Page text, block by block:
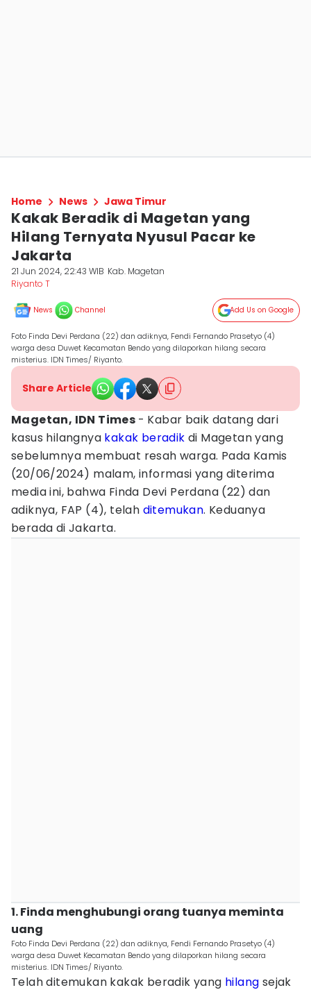
Home News Jawa Timur
Kakak Beradik di Magetan yang
Hilang Ternyata Nyusul Pacar ke
Jakarta
21 Jun 2024, 22:43 WIB Kab. Magetan
Riyanto T
News Channel Add Us on Google
Foto Finda Devi Perdana (22) dan adiknya, Fendi Fernando Prasetyo (4)
warga desa Duwet Kecamatan Bendo yang dilaporkan hilang secara
misterius. IDN Times/ Riyanto.
Share Article
Magetan, IDN Times - Kabar baik datang dari
kasus hilangnya kakak beradik di Magetan yang
sebelumnya membuat resah warga. Pada Kamis
(20/06/2024) malam, informasi yang diterima
media ini, bahwa Finda Devi Perdana (22) dan
adiknya, FAP (4), telah ditemukan. Keduanya
berada di Jakarta.
1. Finda menghubungi orang tuanya meminta
uang
Foto Finda Devi Perdana (22) dan adiknya, Fendi Fernando Prasetyo (4)
warga desa Duwet Kecamatan Bendo yang dilaporkan hilang secara
misterius. IDN Times/ Riyanto.
Telah ditemukan kakak beradik yang hilang sejak